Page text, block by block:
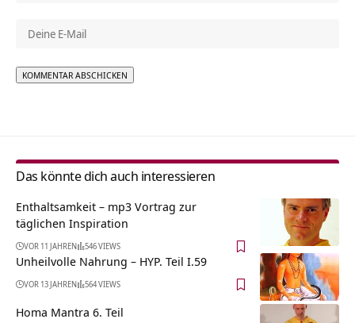
Das könnte dich auch interessieren
Enthaltsamkeit – mp3 Vortrag zur
täglichen Inspiration
VOR 11 JAHREN 546 VIEWS
Unheilvolle Nahrung – HYP. Teil I.59
VOR 13 JAHREN 564 VIEWS
Homa Mantra 6. Teil